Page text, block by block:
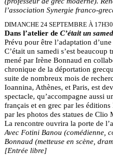
l’association Synergie franco-
DIMANCHE 24 SEPTEMBRE À 17H30
Dans l’atelier de C’était un
Prévu pour être l’adaptation
C’était un samedi s’est
mené par Irène Bonnaud en
chronique de la déportation
suite de nombreux mois de
Ioannina, Athènes, et Paris, est
spectacle, qu’accompagne aussi
français et en grec par les
par les photos des statues de Clio
La rencontre ouvrira la porte de
Avec Fotini Banou (comédienne,
Bonnaud (metteuse en scène,
[Entrée libre]